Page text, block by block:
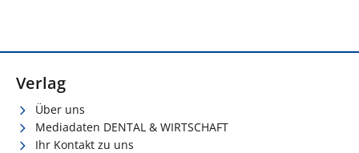
Verlag
Über uns
Mediadaten DENTAL & WIRTSCHAFT
Ihr Kontakt zu uns